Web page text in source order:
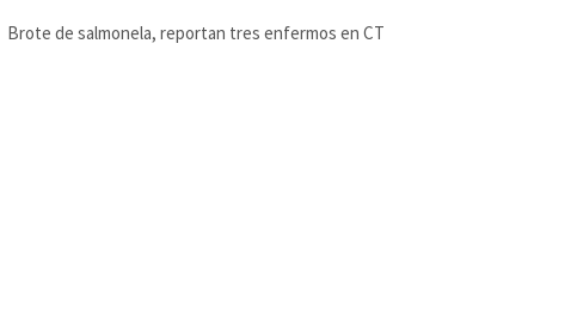
Brote de salmonela, reportan tres enfermos en CT